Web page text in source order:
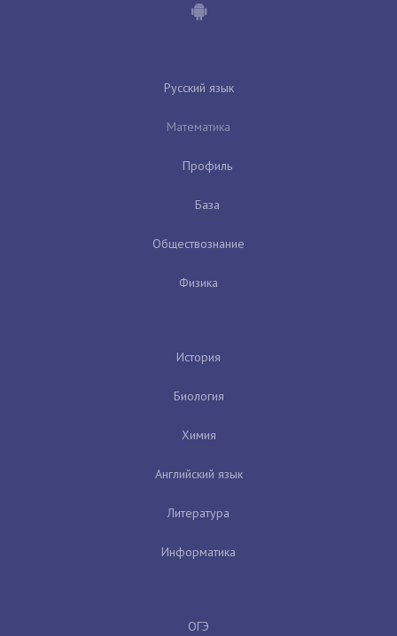
Русский язык
Математика
Профиль
База
Обществознание
Физика
История
Биология
Химия
Английский язык
Литература
Информатика
ОГЭ